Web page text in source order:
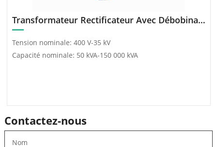
Transformateur Rectificateur Avec Débobinage Multiphasé
Tension nominale: 400 V-35 kV
Capacité nominale: 50 kVA-150 000 kVA
Contactez-nous